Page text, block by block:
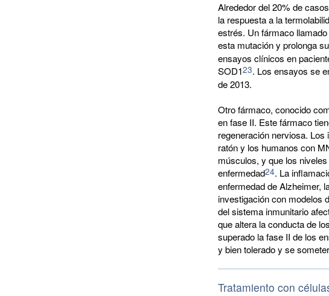
Alrededor del 20% de
la respuesta a la
estrés. Un fármaco
esta mutación y prolonga
ensayos clínicos en
SOD123. Los ensayos se
de 2013.
Otro fármaco, conocido
en fase II. Este fármaco
regeneración nerviosa.
ratón y los humanos con
músculos, y que los
enfermedad24. La
enfermedad de Alzheimer,
investigación con modelos
del sistema inmunitario
que altera la conducta de
superado la fase II de los
y bien tolerado y se
Tratamiento con